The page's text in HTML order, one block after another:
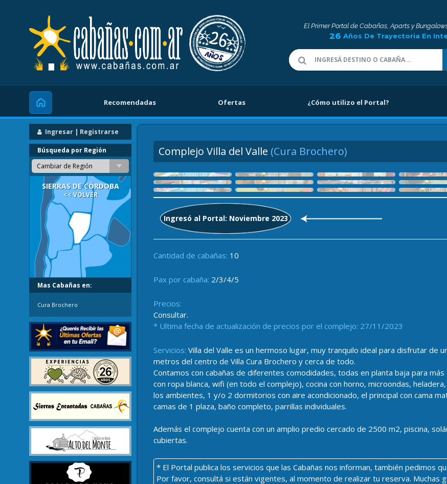
El Primer Portal de Cabañas, Aparts y
26 Años De Trayectoria En
Inicio Recomendadas Ofertas ¿Cómo utilizo el Portal?
Ingresar | Registrarse
Búsqueda por Región
Cambiar de Región
SIERRAS DE CÓRDOBA
<< VOLVER
Mas Cabañas en:
Cura Brochero
Complejo Villa del Valle (Cura Brochero)
Ingresó al Portal: Noviembre 2023
Cantidad de cabañas: 10
Pax por cabaña: 2/3/4/5
Precios:
Consultar.
* Ultima fecha de actualización de precios por el complejo: 27/11/2023
Servicios: Villa del Valle es un hermoso lugar, muy tranquilo ideal para disfrutar de
metros del centro de Villa Cura Brochero y cerca de todo.
Contamos con cabañas de diferentes comodidades, todas en planta baja para
con ropa blanca, wifi (en todo el complejo), cocina con horno, microondas,
los ambientes, 1 y/o 2 dormitorios con aire acondicionado, el principal con cama
camas de 1 plaza, baño completo, parrillas individuales.
Además el complejo cuenta con un amplio predio cercado de 2500 m2, piscina,
cubiertas.
* El Portal publica los servicios que las Cabañas nos informan, también pedimos
Por favor, consultá si están vigentes, al momento de realizar tu reserva. Muchas